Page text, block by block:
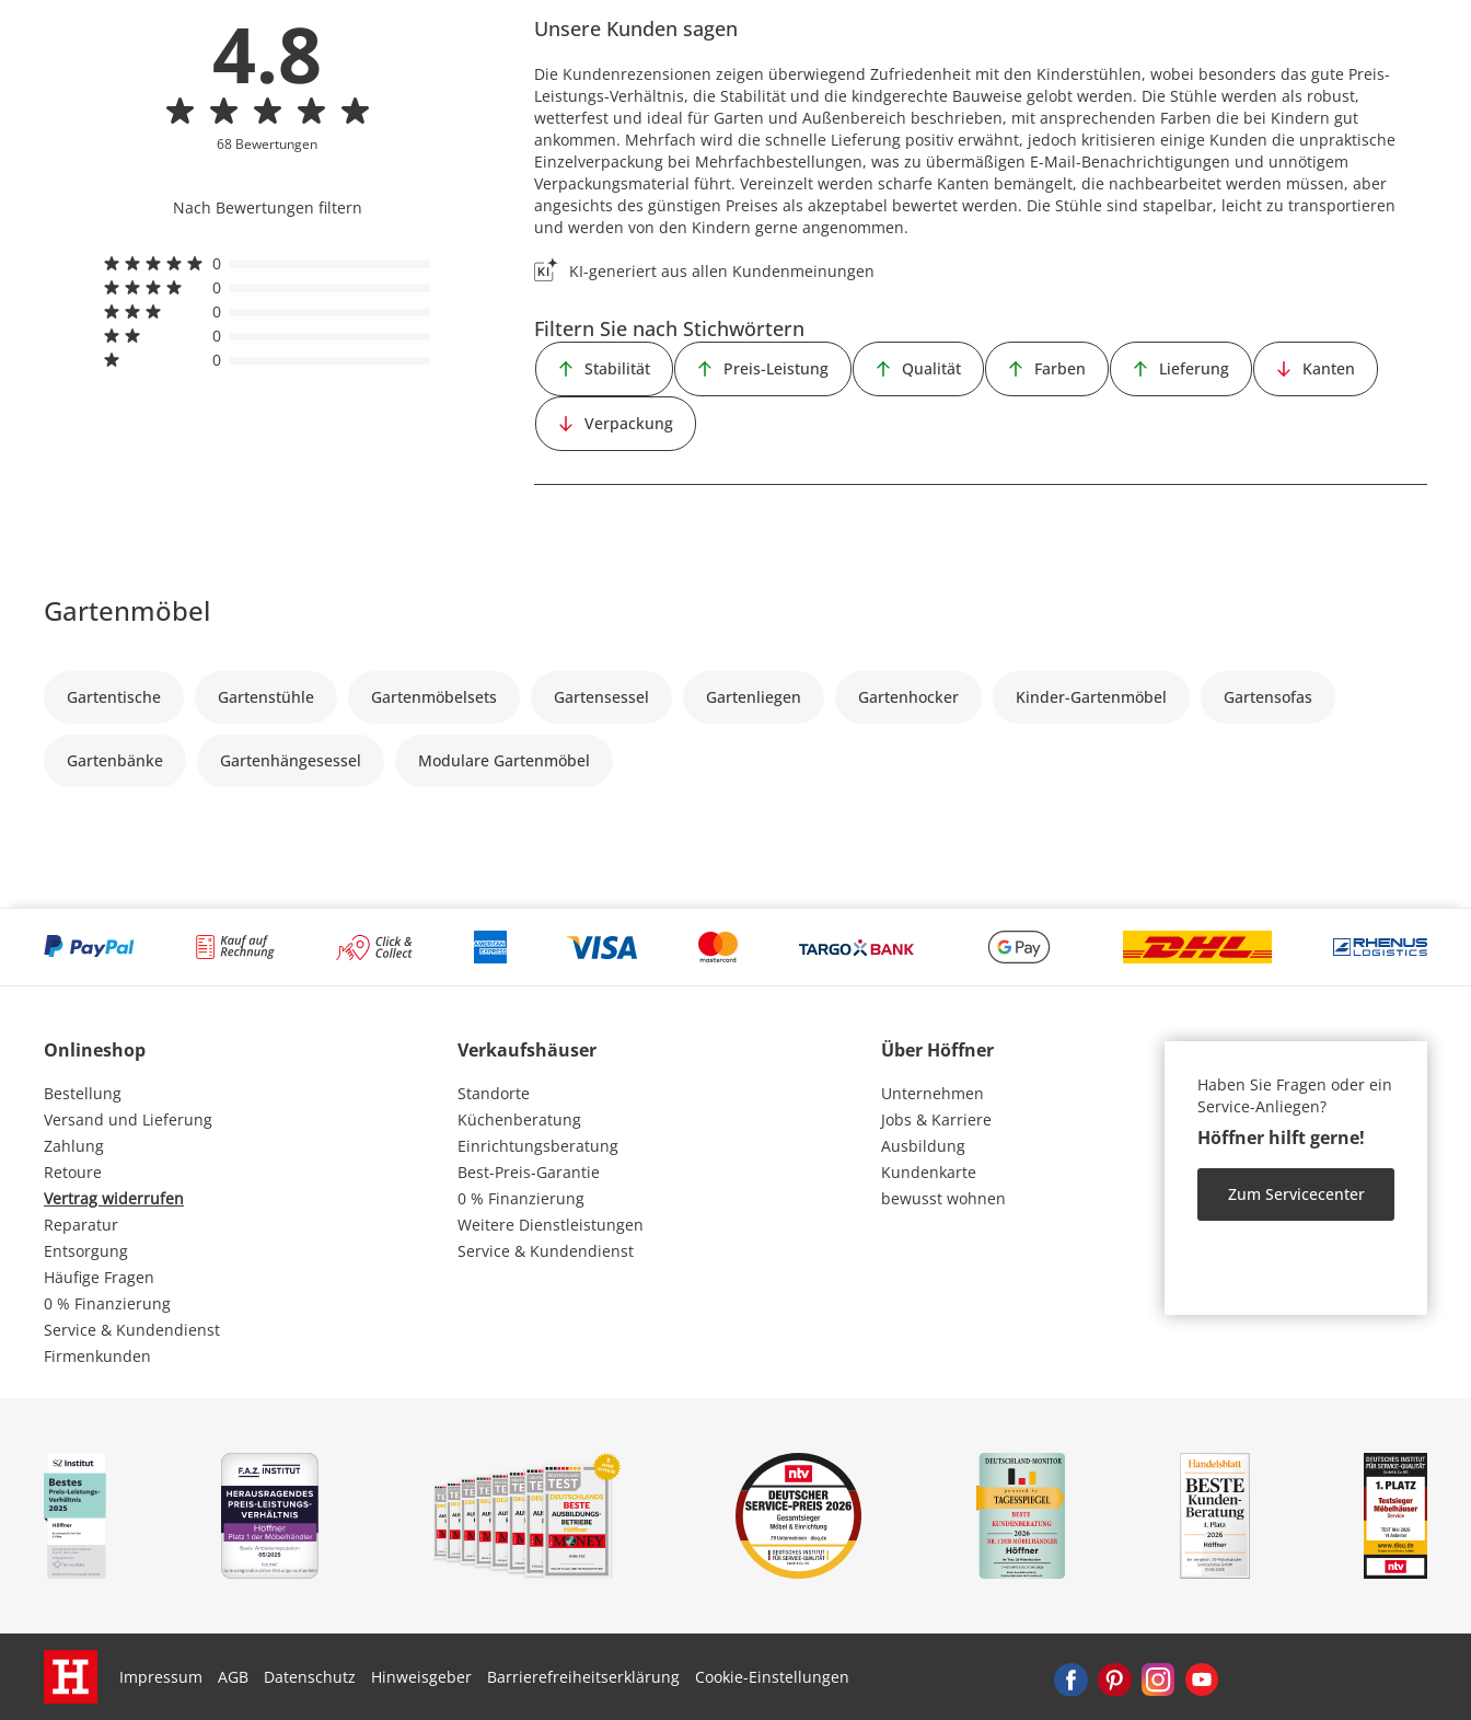
4.8
68 Bewertungen
Nach Bewertungen filtern
0
0
0
0
0
Unsere Kunden sagen
Die Kundenrezensionen zeigen überwiegend Zufriedenheit mit den Kinderstühlen, wobei besonders das gute Preis-
Leistungs-Verhältnis, die Stabilität und die kindgerechte Bauweise gelobt werden. Die Stühle werden als robust,
wetterfest und ideal für Garten und Außenbereich beschrieben, mit ansprechenden Farben die bei Kindern gut
ankommen. Mehrfach wird die schnelle Lieferung positiv erwähnt, jedoch kritisieren einige Kunden die unpraktische
Einzelverpackung bei Mehrfachbestellungen, was zu übermäßigen E-Mail-Benachrichtigungen und unnötigem
Verpackungsmaterial führt. Vereinzelt werden scharfe Kanten bemängelt, die nachbearbeitet werden müssen, aber
angesichts des günstigen Preises als akzeptabel bewertet werden. Die Stühle sind stapelbar, leicht zu transportieren
und werden von den Kindern gerne angenommen.
KI-generiert aus allen Kundenmeinungen
Filtern Sie nach Stichwörtern
Stabilität Preis-Leistung Qualität Farben Lieferung Kanten
Verpackung
Gartenmöbel
Gartentische Gartenstühle Gartenmöbelsets Gartensessel Gartenliegen Gartenhocker Kinder-Gartenmöbel Gartensofas
Gartenbänke Gartenhängesessel Modulare Gartenmöbel
Onlineshop
Bestellung
Versand und Lieferung
Zahlung
Retoure
Vertrag widerrufen
Reparatur
Entsorgung
Häufige Fragen
0 % Finanzierung
Service & Kundendienst
Firmenkunden
Verkaufshäuser
Standorte
Küchenberatung
Einrichtungsberatung
Best-Preis-Garantie
0 % Finanzierung
Weitere Dienstleistungen
Service & Kundendienst
Über Höffner
Unternehmen
Jobs & Karriere
Ausbildung
Kundenkarte
bewusst wohnen
Haben Sie Fragen oder ein
Service-Anliegen?
Höffner hilft gerne!
Zum Servicecenter
Impressum AGB Datenschutz Hinweisgeber Barrierefreiheitserklärung Cookie-Einstellungen